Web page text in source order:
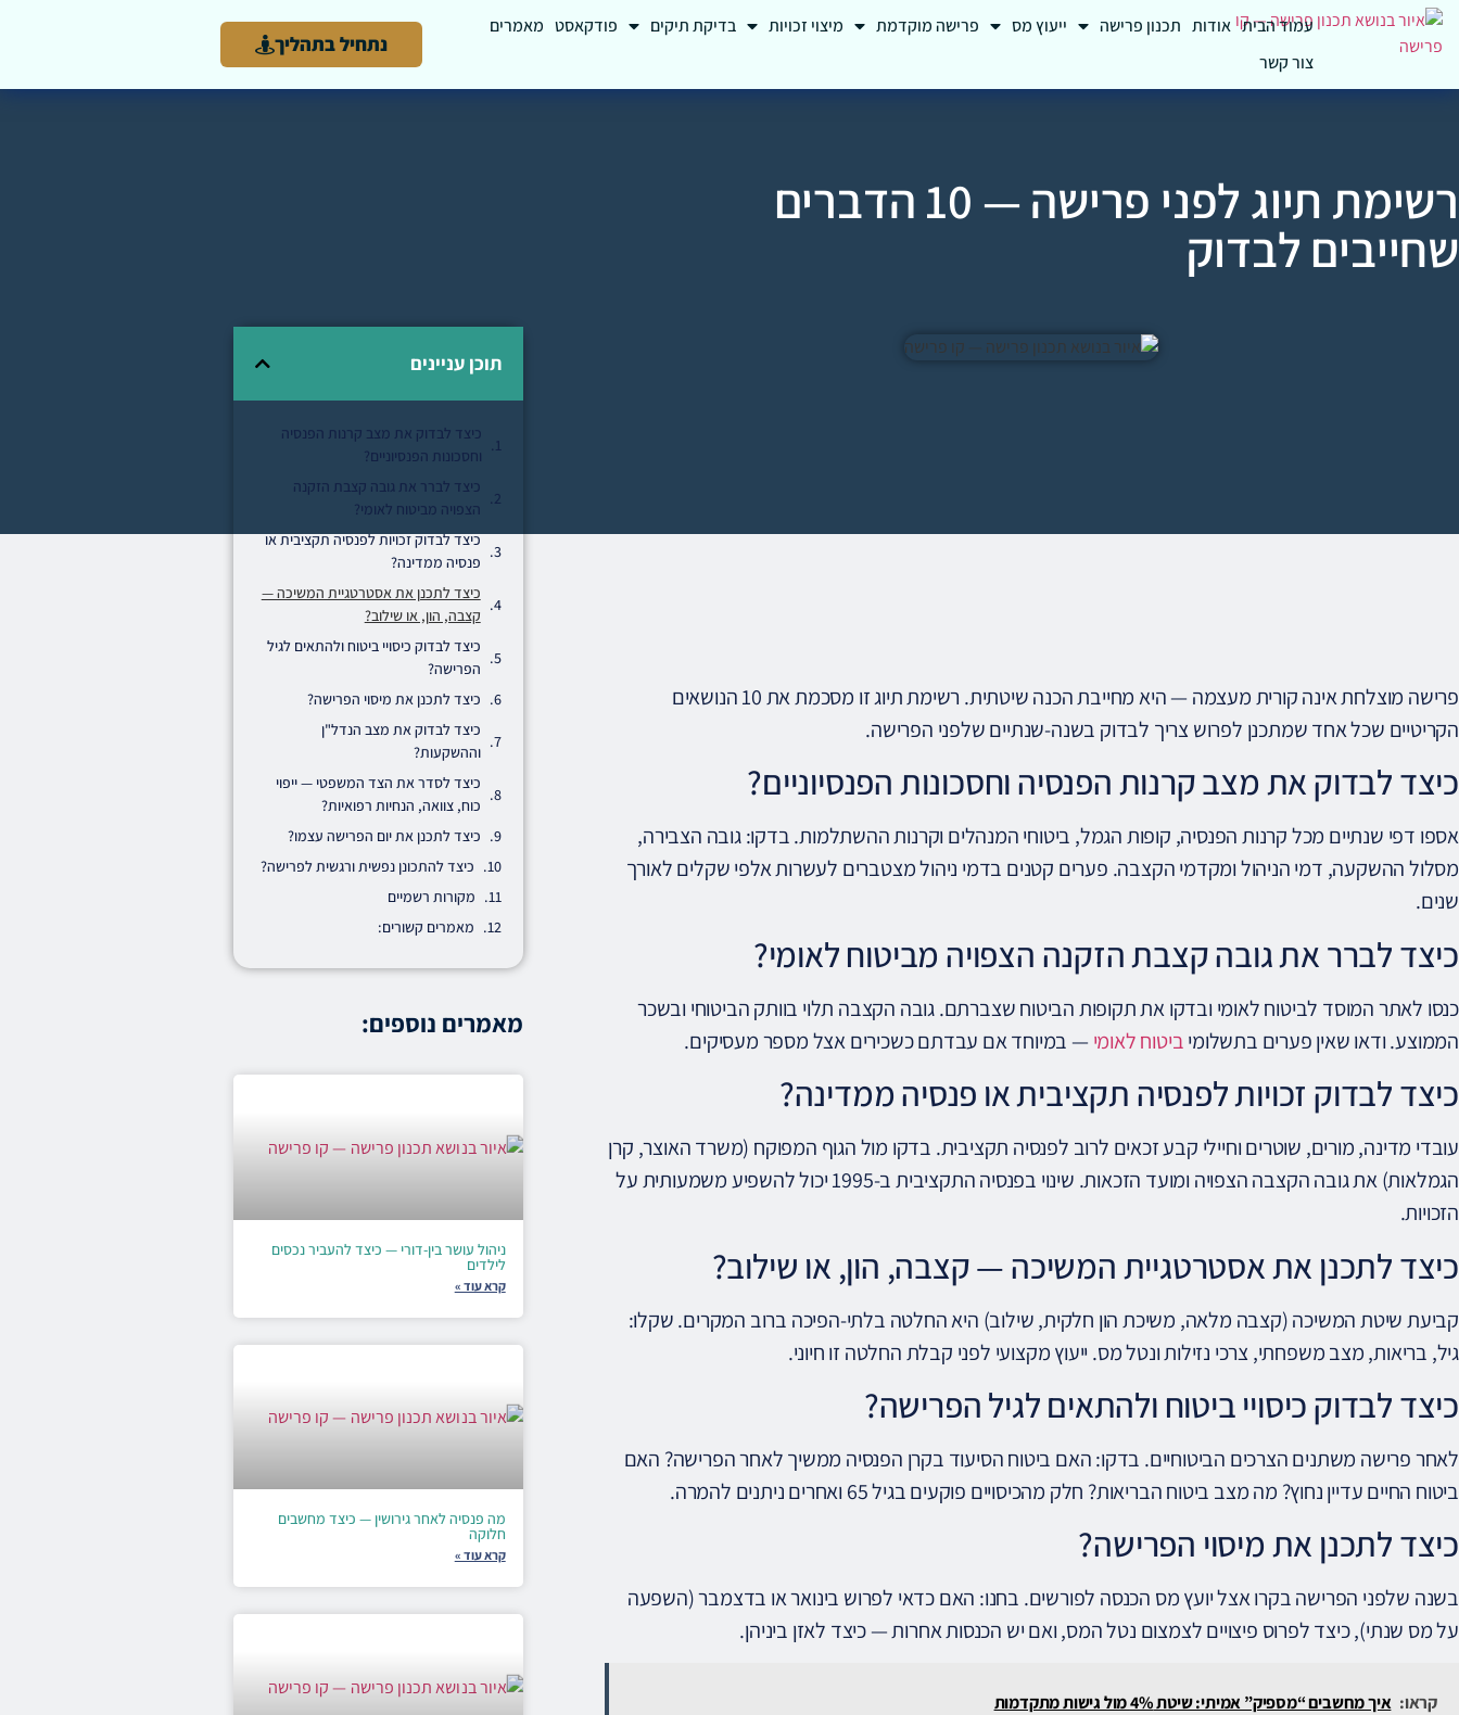
עמוד הבית אודות תכנון פרישה ייעוץ מס פרישה מוקדמת מיצוי זכויות בדיקת תיקים פודקאסט מאמרים
צור קשר
נתחיל בתהליך
רשימת תיוג לפני פרישה — 10 הדברים
שחייבים לבדוק
פרישה מוצלחת אינה קורית מעצמה — היא מחייבת הכנה שיטתית. רשימת תיוג זו מסכמת את 10 הנושאים
הקריטיים שכל אחד שמתכנן לפרוש צריך לבדוק בשנה-שנתיים שלפני הפרישה.
כיצד לבדוק את מצב קרנות הפנסיה וחסכונות הפנסיוניים?
אספו דפי שנתיים מכל קרנות הפנסיה, קופות הגמל, ביטוחי המנהלים וקרנות ההשתלמות. בדקו: גובה הצבירה,
מסלול ההשקעה, דמי הניהול ומקדמי הקצבה. פערים קטנים בדמי ניהול מצטברים לעשרות אלפי שקלים לאורך
שנים.
כיצד לברר את גובה קצבת הזקנה הצפויה מביטוח לאומי?
כנסו לאתר המוסד לביטוח לאומי ובדקו את תקופות הביטוח שצברתם. גובה הקצבה תלוי בוותק הביטוחי ובשכר
הממוצע. ודאו שאין פערים בתשלומיביטוח לאומי — במיוחד אם עבדתם כשכירים אצל מספר מעסיקים.
כיצד לבדוק זכויות לפנסיה תקציבית או פנסיה ממדינה?
עובדי מדינה, מורים, שוטרים וחיילי קבע זכאים לרוב לפנסיה תקציבית. בדקו מול הגוף המפוקח (משרד האוצר, קרן
הגמלאות) את גובה הקצבה הצפויה ומועד הזכאות. שינוי בפנסיה התקציבית ב-1995 יכול להשפיע משמעותית על
הזכויות.
כיצד לתכנן את אסטרטגיית המשיכה — קצבה, הון, או שילוב?
קביעת שיטת המשיכה (קצבה מלאה, משיכת הון חלקית, שילוב) היא החלטה בלתי-הפיכה ברוב המקרים. שקלו:
גיל, בריאות, מצב משפחתי, צרכי נזילות ונטל מס. ייעוץ מקצועי לפני קבלת החלטה זו חיוני.
כיצד לבדוק כיסויי ביטוח ולהתאים לגיל הפרישה?
לאחר פרישה משתנים הצרכים הביטוחיים. בדקו: האם ביטוח הסיעוד בקרן הפנסיה ממשיך לאחר הפרישה? האם
ביטוח החיים עדיין נחוץ? מה מצב ביטוח הבריאות? חלק מהכיסויים פוקעים בגיל 65 ואחרים ניתנים להמרה.
כיצד לתכנן את מיסוי הפרישה?
בשנה שלפני הפרישה בקרו אצל יועץ מס הכנסה לפורשים. בחנו: האם כדאי לפרוש בינואר או בדצמבר (השפעה
על מס שנתי), כיצד לפרוס פיצויים לצמצום נטל המס, ואם יש הכנסות אחרות — כיצד לאזן ביניהן.
קראו: איך מחשבים “מספיק” אמיתי: שיטת 4% מול גישות מתקדמות
תוכן עניינים
כיצד לבדוק את מצב קרנות הפנסיה
וחסכונות הפנסיוניים?
כיצד לברר את גובה קצבת הזקנה
הצפויה מביטוח לאומי?
כיצד לבדוק זכויות לפנסיה תקציבית או
פנסיה ממדינה?
כיצד לתכנן את אסטרטגיית המשיכה —
קצבה, הון, או שילוב?
כיצד לבדוק כיסויי ביטוח ולהתאים לגיל
הפרישה?
כיצד לתכנן את מיסוי הפרישה?
כיצד לבדוק את מצב הנדל"ן
וההשקעות?
כיצד לסדר את הצד המשפטי — ייפוי
כוח, צוואה, הנחיות רפואיות?
כיצד לתכנן את יום הפרישה עצמו?
כיצד להתכונן נפשית ורגשית לפרישה?
מקורות רשמיים
מאמרים קשורים:
מאמרים נוספים:
ניהול עושר בין-דורי — כיצד להעביר נכסים
לילדים
קרא עוד »
מה פנסיה לאחר גירושין — כיצד מחשבים
חלוקה
קרא עוד »